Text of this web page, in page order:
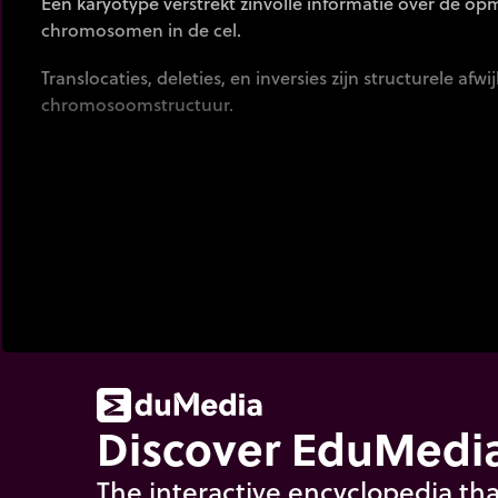
chromosomen in de cel.
Translocaties, deleties, en inversies zijn structurele
chromosoomstructuur.
Discover